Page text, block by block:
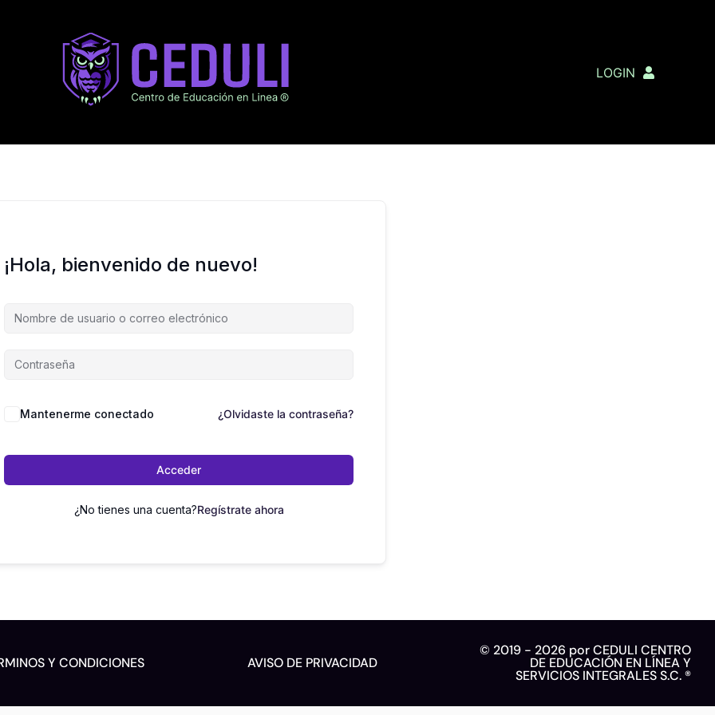
LOGIN
¡Hola, bienvenido de nuevo!
Mantenerme conectado ¿Olvidaste la contraseña?
Acceder
¿No tienes una cuenta?Regístrate ahora
Y CONDICIONES AVISO DE PRIVACIDAD
© 2019 - 2026 por CEDULI CENTRO
DE EDUCACIÓN EN LÍNEA Y
SERVICIOS INTEGRALES S.C. ®